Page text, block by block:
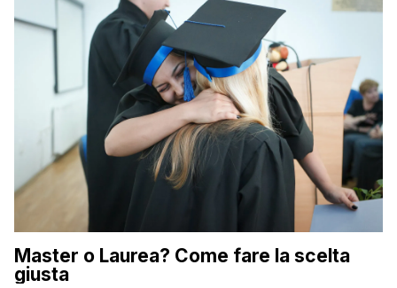
Master o Laurea? Come fare la scelta
giusta